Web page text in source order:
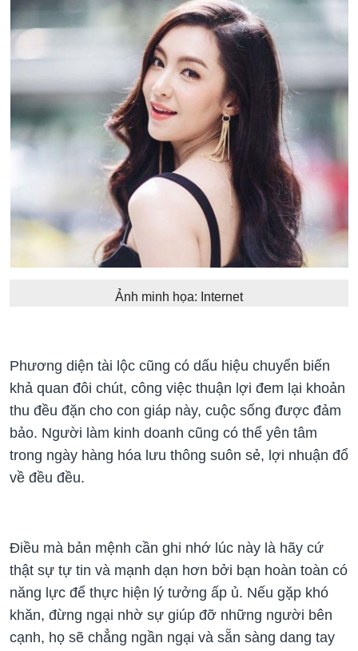
Ảnh minh họa: Internet
Phương diện tài lộc cũng có dấu hiệu chuyển biến
khả quan đôi chút, công việc thuận lợi đem lại khoản
thu đều đặn cho con giáp này, cuộc sống được đảm
bảo. Người làm kinh doanh cũng có thể yên tâm
trong ngày hàng hóa lưu thông suôn sẻ, lợi nhuận đổ
về đều đều.
Điều mà bản mệnh cần ghi nhớ lúc này là hãy cứ
thật sự tự tin và mạnh dạn hơn bởi bạn hoàn toàn có
năng lực để thực hiện lý tưởng ấp ủ. Nếu gặp khó
khăn, đừng ngại nhờ sự giúp đỡ những người bên
cạnh, họ sẽ chẳng ngần ngại và sẵn sàng dang tay